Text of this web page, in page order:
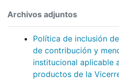
Archivos adjuntos
Política de inclusión
de contribución y
institucional aplicable
productos de la